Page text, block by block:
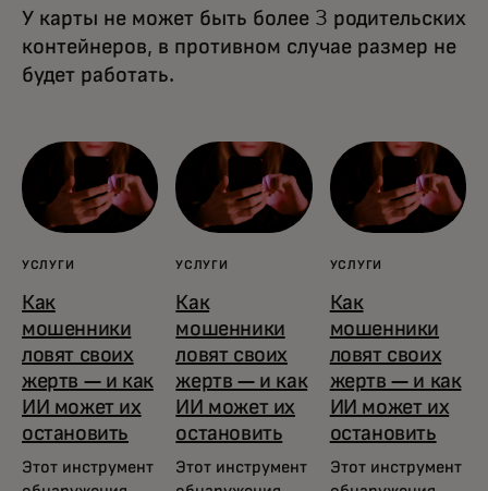
У карты не может быть более 3 родительских
контейнеров, в противном случае размер не
будет работать.
УСЛУГИ
Как
мошенники
ловят своих
жертв — и как
ИИ может их
остановить
Этот инструмент
УСЛУГИ
Как
мошенники
ловят своих
жертв — и как
ИИ может их
остановить
Этот инструмент
УСЛУГИ
Как
мошенники
ловят своих
жертв — и как
ИИ может их
остановить
Этот инструмент